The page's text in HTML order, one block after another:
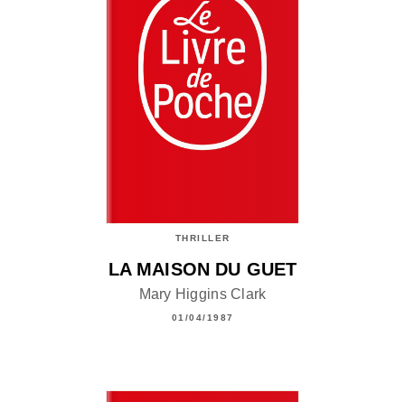
THRILLER
LA MAISON DU GUET
Mary Higgins Clark
01/04/1987